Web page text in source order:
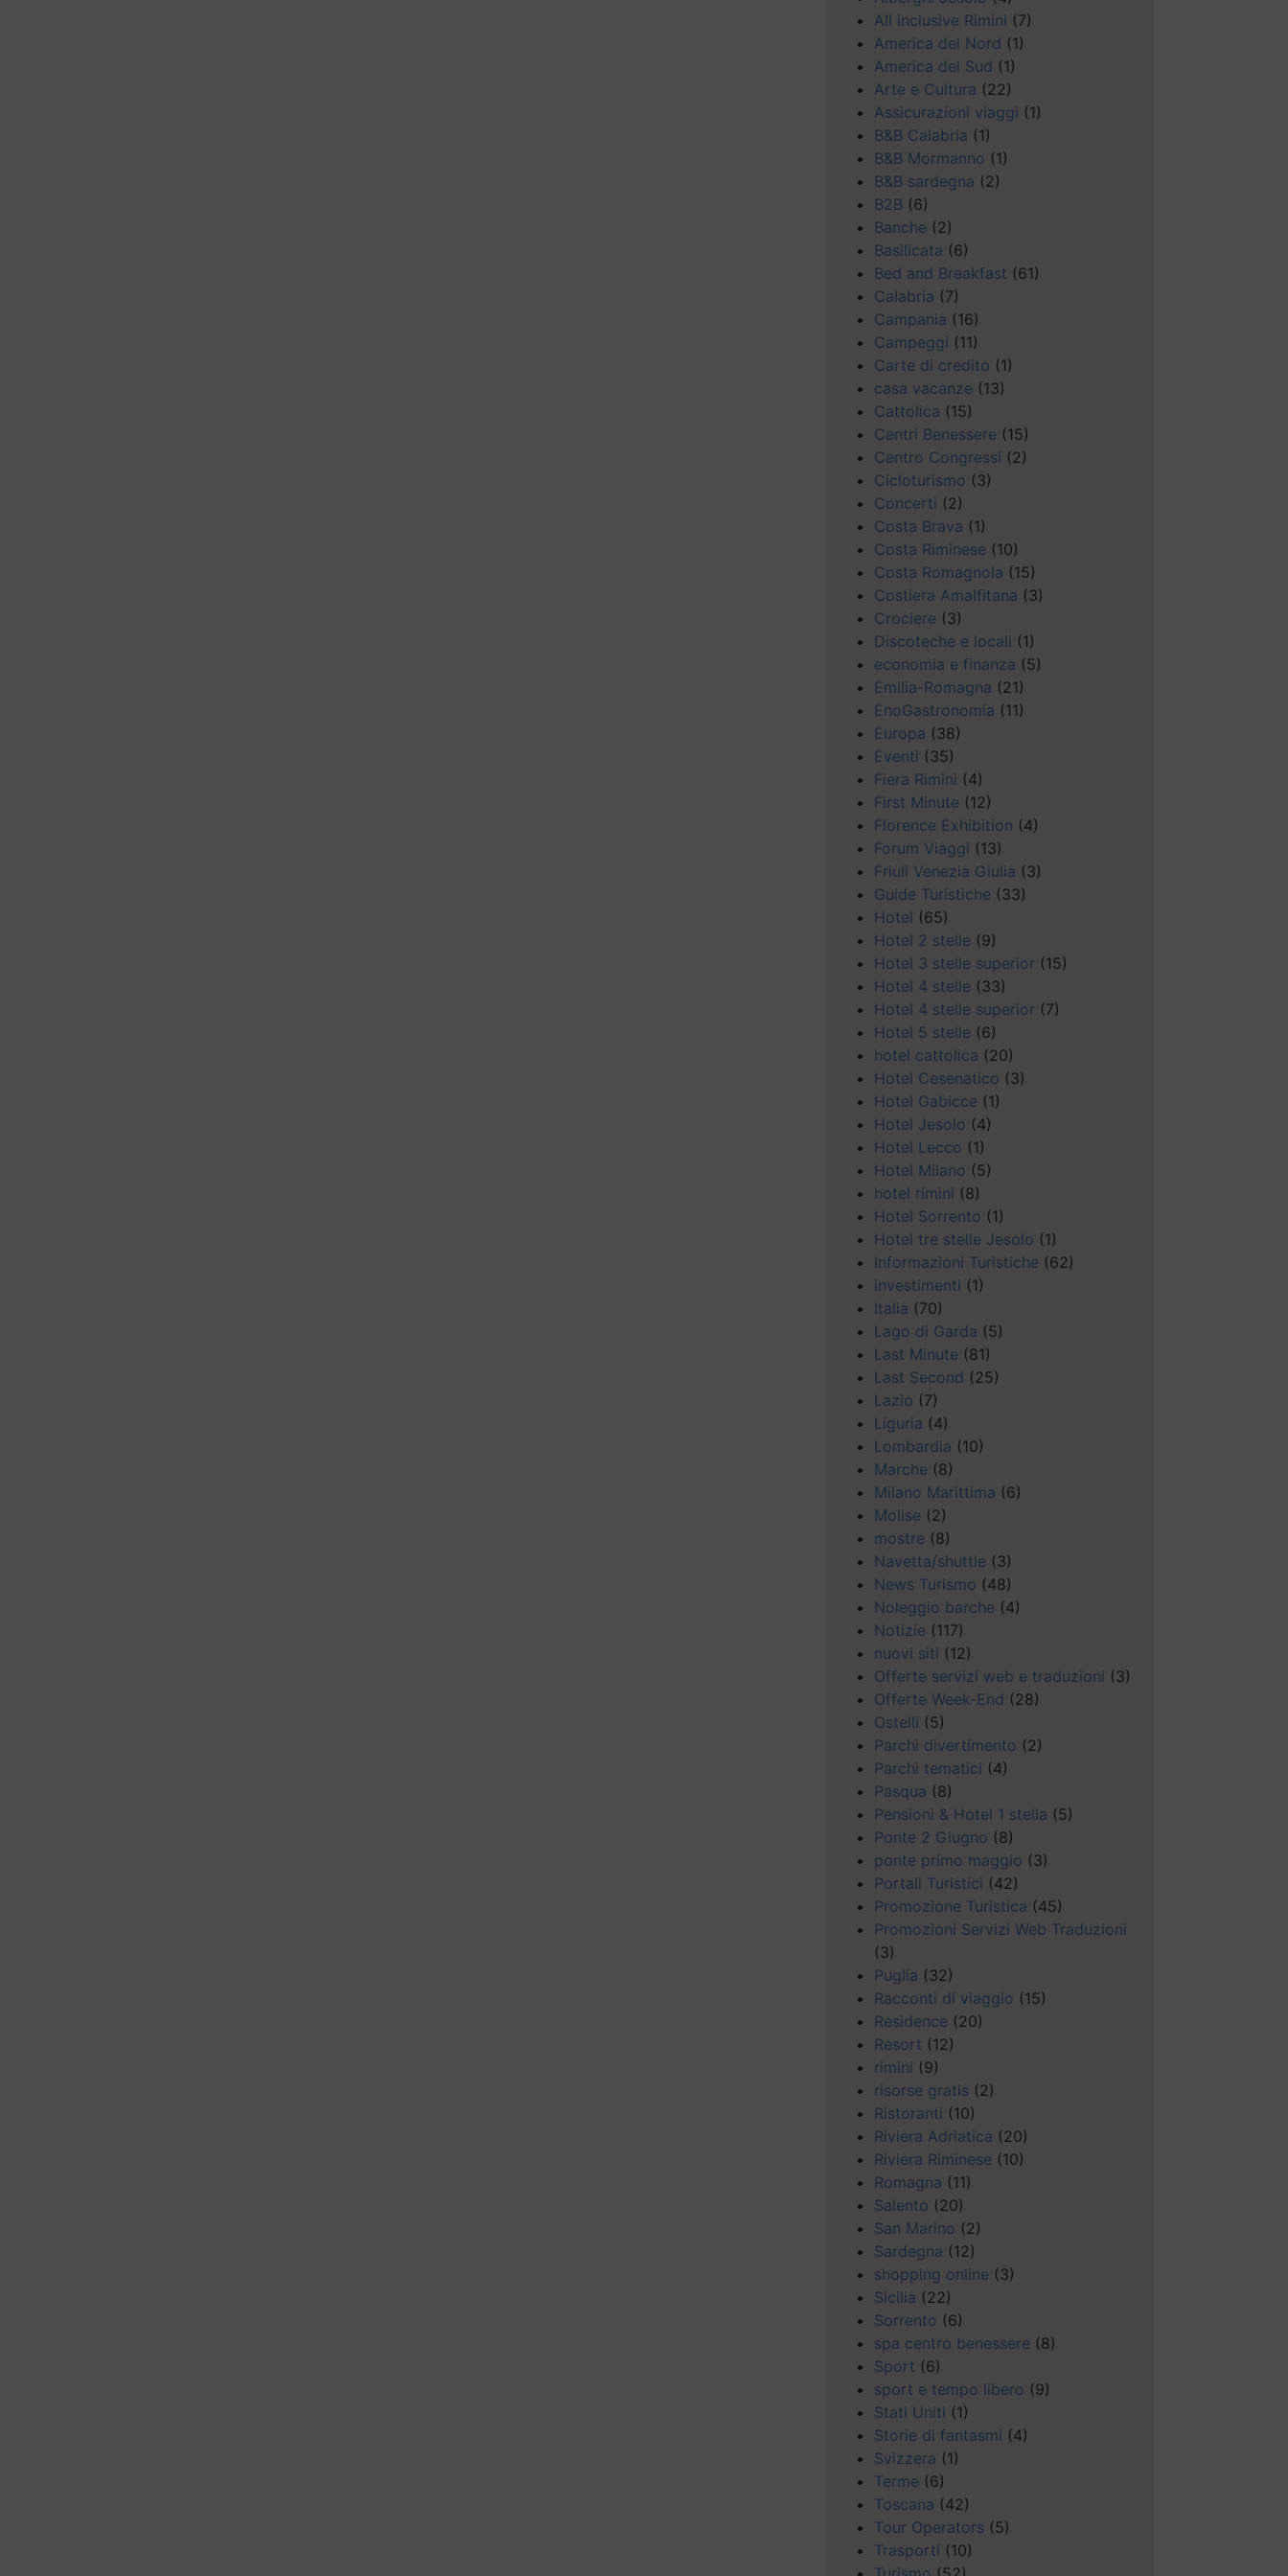
All inclusive Rimini (7)
America del Nord (1)
America del Sud (1)
Arte e Cultura (22)
Assicurazioni viaggi (1)
B&B Calabria (1)
B&B Mormanno (1)
B&B sardegna (2)
B2B (6)
Banche (2)
Basilicata (6)
Bed and Breakfast (61)
Calabria (7)
Campania (16)
Campeggi (11)
Carte di credito (1)
casa vacanze (13)
Cattolica (15)
Centri Benessere (15)
Centro Congressi (2)
Cicloturismo (3)
Concerti (2)
Costa Brava (1)
Costa Riminese (10)
Costa Romagnola (15)
Costiera Amalfitana (3)
Crociere (3)
Discoteche e locali (1)
economia e finanza (5)
Emilia-Romagna (21)
EnoGastronomia (11)
Europa (38)
Eventi (35)
Fiera Rimini (4)
First Minute (12)
Florence Exhibition (4)
Forum Viaggi (13)
Friuli Venezia Giulia (3)
Guide Turistiche (33)
Hotel (65)
Hotel 2 stelle (9)
Hotel 3 stelle superior (15)
Hotel 4 stelle (33)
Hotel 4 stelle superior (7)
Hotel 5 stelle (6)
hotel cattolica (20)
Hotel Cesenatico (3)
Hotel Gabicce (1)
Hotel Jesolo (4)
Hotel Lecco (1)
Hotel Milano (5)
hotel rimini (8)
Hotel Sorrento (1)
Hotel tre stelle Jesolo (1)
Informazioni Turistiche (62)
investimenti (1)
Italia (70)
Lago di Garda (5)
Last Minute (81)
Last Second (25)
Lazio (7)
Liguria (4)
Lombardia (10)
Marche (8)
Milano Marittima (6)
Molise (2)
mostre (8)
Navetta/shuttle (3)
News Turismo (48)
Noleggio barche (4)
Notizie (117)
nuovi siti (12)
Offerte servizi web e traduzioni (3)
Offerte Week-End (28)
Ostelli (5)
Parchi divertimento (2)
Parchi tematici (4)
Pasqua (8)
Pensioni & Hotel 1 stella (5)
Ponte 2 Giugno (8)
ponte primo maggio (3)
Portali Turistici (42)
Promozione Turistica (45)
Promozioni Servizi Web Traduzioni
(3)
Puglia (32)
Racconti di viaggio (15)
Residence (20)
Resort (12)
rimini (9)
risorse gratis (2)
Ristoranti (10)
Riviera Adriatica (20)
Riviera Riminese (10)
Romagna (11)
Salento (20)
San Marino (2)
Sardegna (12)
shopping online (3)
Sicilia (22)
Sorrento (6)
spa centro benessere (8)
Sport (6)
sport e tempo libero (9)
Stati Uniti (1)
Storie di fantasmi (4)
Svizzera (1)
Terme (6)
Toscana (42)
Tour Operators (5)
Trasporti (10)